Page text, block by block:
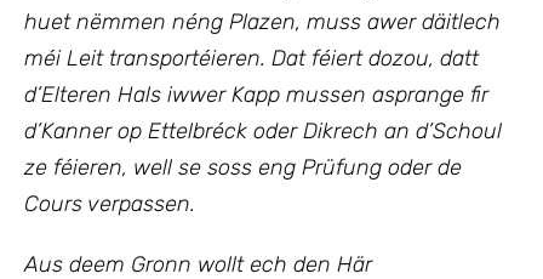
huet nëmmen néng Plazen, muss awer däitlech
méi Leit transportéieren. Dat féiert dozou, datt
d’Elteren Hals iwwer Kapp mussen asprange fir
d’Kanner op Ettelbréck oder Dikrech an d’Schoul
ze féieren, well se soss eng Prüfung oder de
Cours verpassen.
Aus deem Gronn wollt ech den Här